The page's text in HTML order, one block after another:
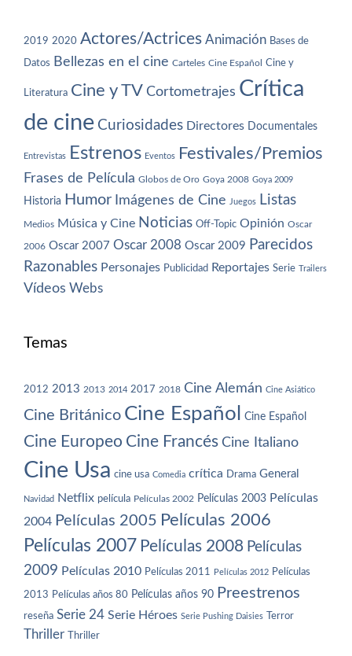
2019 2020 Actores/Actrices Animación Bases de
Datos Bellezas en el cine Carteles Cine Español Cine y
Literatura Cine y TV Cortometrajes Crítica
de cine Curiosidades Directores Documentales
Entrevistas Estrenos Eventos Festivales/Premios
Frases de Película Globos de Oro Goya 2008 Goya 2009
Historia Humor Imágenes de Cine Juegos Listas
Medios Música y Cine Noticias Off-Topic Opinión Oscar
2006 Oscar 2007 Oscar 2008 Oscar 2009 Parecidos
Razonables Personajes Publicidad Reportajes Serie Trailers
Vídeos Webs
Temas
2012 2013 2013 2014 2017 2018 Cine Alemán Cine Asiático
Cine Británico Cine Español Cine Español
Cine Europeo Cine Francés Cine Italiano
Cine Usa cine usa Comedia crítica Drama General
Navidad Netflix película Películas 2002 Películas 2003 Películas
2004 Películas 2005 Películas 2006
Películas 2007 Películas 2008 Películas
2009 Películas 2010 Películas 2011 Películas 2012 Películas
2013 Películas años 80 Películas años 90 Preestrenos
reseña Serie 24 Serie Héroes Serie Pushing Daisies Terror
Thriller Thriller